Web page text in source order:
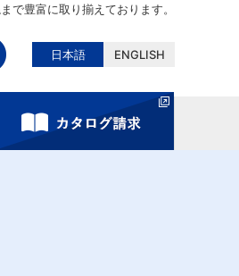
で豊富に取り揃えております。
日本語 ENGLISH